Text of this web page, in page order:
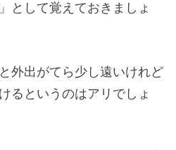
として覚えておきましょ
外出がてら少し遠いけれど
るというのはアリでしょ